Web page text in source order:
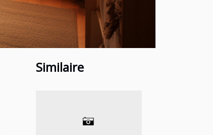
Similaire